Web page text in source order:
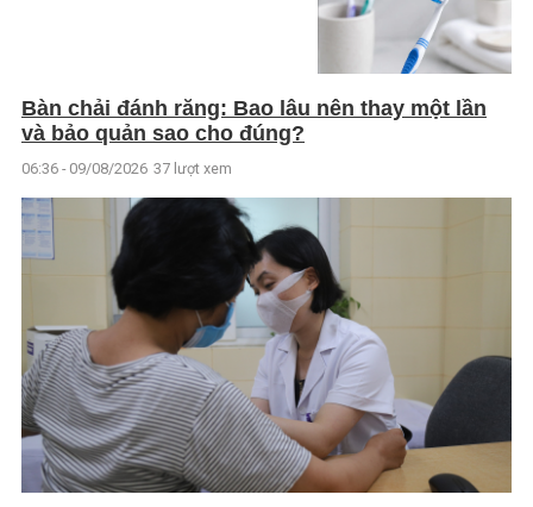
Bàn chải đánh răng: Bao lâu nên thay một lần
và bảo quản sao cho đúng?
06:36 - 09/08/2026 37 lượt xem